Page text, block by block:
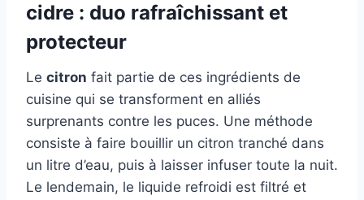
cidre : duo rafraîchissant et
protecteur
Le citron fait partie de ces ingrédients de
cuisine qui se transforment en alliés
surprenants contre les puces. Une méthode
consiste à faire bouillir un citron tranché dans
un litre d’eau, puis à laisser infuser toute la nuit.
Le lendemain, le liquide refroidi est filtré et